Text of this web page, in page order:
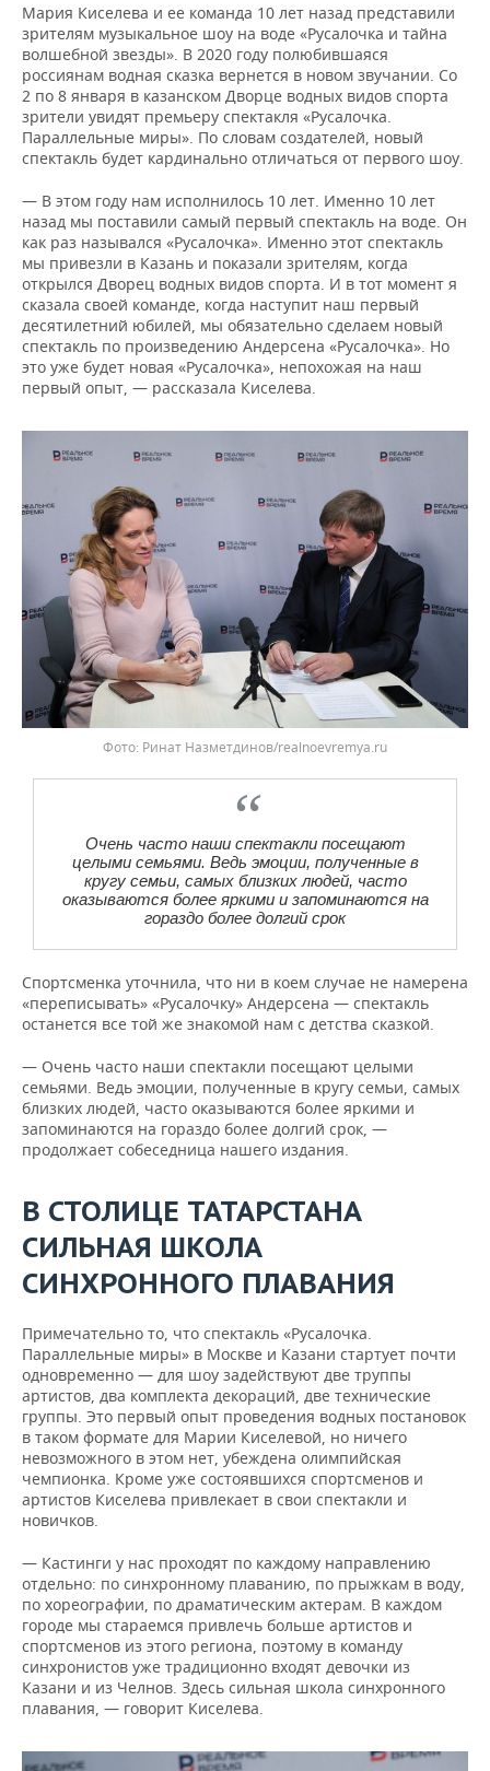
Мария Киселева и ее команда 10 лет назад представили
зрителям музыкальное шоу на воде «Русалочка и тайна
волшебной звезды». В 2020 году полюбившаяся
россиянам водная сказка вернется в новом звучании. Со
2 по 8 января в казанском Дворце водных видов спорта
зрители увидят премьеру спектакля «Русалочка.
Параллельные миры». По словам создателей, новый
спектакль будет кардинально отличаться от первого шоу.
— В этом году нам исполнилось 10 лет. Именно 10 лет
назад мы поставили самый первый спектакль на воде. Он
как раз назывался «Русалочка». Именно этот спектакль
мы привезли в Казань и показали зрителям, когда
открылся Дворец водных видов спорта. И в тот момент я
сказала своей команде, когда наступит наш первый
десятилетний юбилей, мы обязательно сделаем новый
спектакль по произведению Андерсена «Русалочка». Но
это уже будет новая «Русалочка», непохожая на наш
первый опыт, — рассказала Киселева.
Ринат Назметдинов/realnoevremya.ru
Очень часто наши спектакли посещают
целыми семьями. Ведь эмоции, полученные в
кругу семьи, самых близких людей, часто
оказываются более яркими и запоминаются на
гораздо более долгий срок
Спортсменка уточнила, что ни в коем случае не намерена
«переписывать» «Русалочку» Андерсена — спектакль
останется все той же знакомой нам с детства сказкой.
— Очень часто наши спектакли посещают целыми
семьями. Ведь эмоции, полученные в кругу семьи, самых
близких людей, часто оказываются более яркими и
запоминаются на гораздо более долгий срок, —
продолжает собеседница нашего издания.
В СТОЛИЦЕ ТАТАРСТАНА
СИЛЬНАЯ ШКОЛА
СИНХРОННОГО ПЛАВАНИЯ
Примечательно то, что спектакль «Русалочка.
Параллельные миры» в Москве и Казани стартует почти
одновременно — для шоу задействуют две труппы
артистов, два комплекта декораций, две технические
группы. Это первый опыт проведения водных постановок
в таком формате для Марии Киселевой, но ничего
невозможного в этом нет, убеждена олимпийская
чемпионка. Кроме уже состоявшихся спортсменов и
артистов Киселева привлекает в свои спектакли и
новичков.
— Кастинги у нас проходят по каждому направлению
отдельно: по синхронному плаванию, по прыжкам в воду,
по хореографии, по драматическим актерам. В каждом
городе мы стараемся привлечь больше артистов и
спортсменов из этого региона, поэтому в команду
синхронистов уже традиционно входят девочки из
Казани и из Челнов. Здесь сильная школа синхронного
плавания, — говорит Киселева.